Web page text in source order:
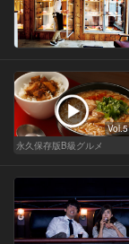
Vol.5
永久保存版B級グルメ